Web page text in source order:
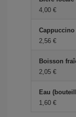
4,00 €
2,56 €
Boisson
2,05 €
Eau
1,60 €